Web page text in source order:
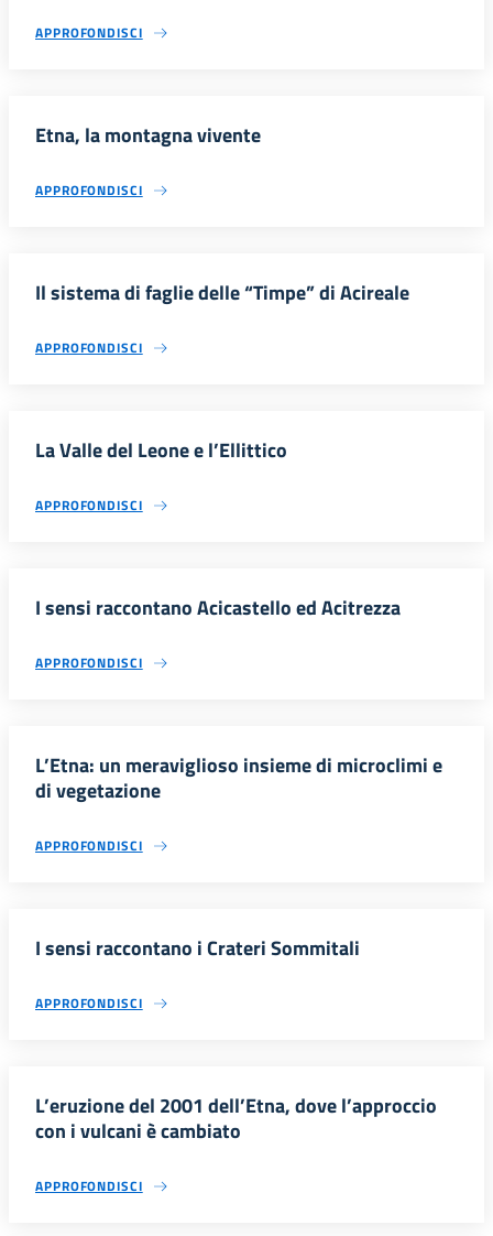
APPROFONDISCI
Etna, la montagna vivente
APPROFONDISCI
Il sistema di faglie delle “Timpe” di Acireale
APPROFONDISCI
La Valle del Leone e l’Ellittico
APPROFONDISCI
I sensi raccontano Acicastello ed Acitrezza
APPROFONDISCI
L’Etna: un meraviglioso insieme di microclimi e
di vegetazione
APPROFONDISCI
I sensi raccontano i Crateri Sommitali
APPROFONDISCI
L’eruzione del 2001 dell’Etna, dove l’approccio
con i vulcani è cambiato
APPROFONDISCI